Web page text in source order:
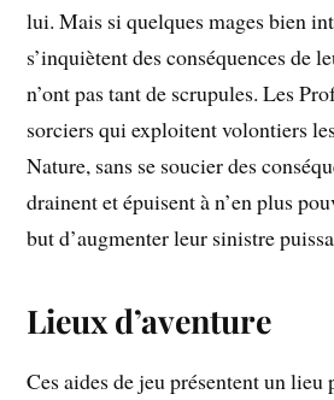
lui. Mais si quelques mages bien
s’inquiètent des conséquences de
n’ont pas tant de scrupules. Les
sorciers qui exploitent volontiers
Nature, sans se soucier des
drainent et épuisent à n’en plus
but d’augmenter leur sinistre
Lieux d’aventure
Ces aides de jeu présentent un